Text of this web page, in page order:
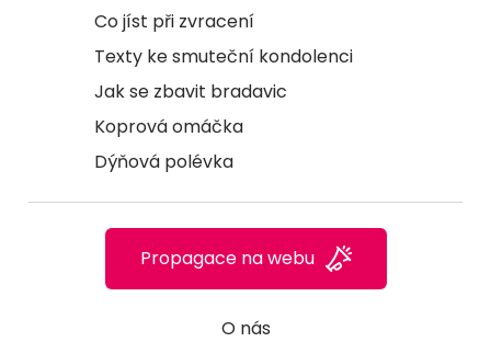
Co jíst při zvracení
Texty ke smuteční kondolenci
Jak se zbavit bradavic
Koprová omáčka
Dýňová polévka
O nás
Propagace na webu